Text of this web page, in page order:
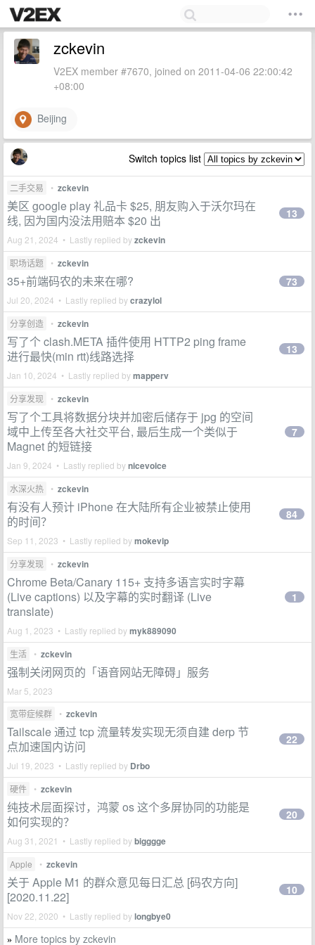
zckevin
V2EX member #7670, joined on 2011-04-06 22:00:42
+08:00
Beijing
Switch topics list
二手交易 • zckevin
美区 google play 礼品卡 $25, 朋友购入于沃尔玛在
线, 因为国内没法用赔本 $20 出
Aug 21, 2024 • Lastly replied byzckevin
13
职场话题 • zckevin
35+前端码农的未来在哪?
Jul 20, 2024 • Lastly replied bycrazylol
73
分享创造 • zckevin
写了个 clash.META 插件使用 HTTP2 ping frame
进行最快(min rtt)线路选择
Jan 10, 2024 • Lastly replied bymapperv
13
分享发现 • zckevin
写了个工具将数据分块并加密后储存于 jpg 的空间
域中上传至各大社交平台, 最后生成一个类似于
Magnet 的短链接
Jan 9, 2024 • Lastly replied bynicevoice
7
水深火热 • zckevin
有没有人预计 iPhone 在大陆所有企业被禁止使用
的时间？
Sep 11, 2023 • Lastly replied bymokevip
84
分享发现 • zckevin
Chrome Beta/Canary 115+ 支持多语言实时字幕
(Live captions) 以及字幕的实时翻译 (Live
translate)
Aug 1, 2023 • Lastly replied bymyk889090
1
生活 • zckevin
强制关闭网页的「语音网站无障碍」服务
Mar 5, 2023
宽带症候群
• zckevin
Tailscale 通过 tcp 流量转发实现无须自建 derp 节
点加速国内访问
Jul 19, 2023 • Lastly replied by Drbo
22
硬件 • zckevin
纯技术层面探讨，鸿蒙 os 这个多屏协同的功能是
如何实现的？
Aug 31, 2021 • Lastly replied bybigggge
20
Apple • zckevin
关于 Apple M1 的群众意见每日汇总 [码农方向]
[2020.11.22]
Nov 22, 2020 • Lastly replied bylongbye0
10
» More topics by zckevin